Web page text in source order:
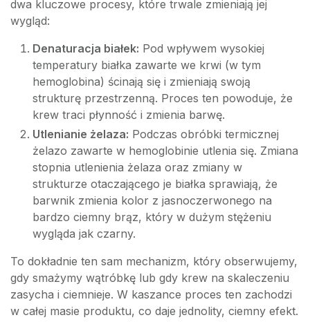
dwa kluczowe procesy, które trwale zmieniają jej
wygląd:
Denaturacja białek: Pod wpływem wysokiej
temperatury białka zawarte we krwi (w tym
hemoglobina) ścinają się i zmieniają swoją
strukturę przestrzenną. Proces ten powoduje, że
krew traci płynność i zmienia barwę.
Utlenianie żelaza: Podczas obróbki termicznej
żelazo zawarte w hemoglobinie utlenia się. Zmiana
stopnia utlenienia żelaza oraz zmiany w
strukturze otaczającego je białka sprawiają, że
barwnik zmienia kolor z jasnoczerwonego na
bardzo ciemny brąz, który w dużym stężeniu
wygląda jak czarny.
To dokładnie ten sam mechanizm, który obserwujemy,
gdy smażymy wątróbkę lub gdy krew na skaleczeniu
zasycha i ciemnieje. W kaszance proces ten zachodzi
w całej masie produktu, co daje jednolity, ciemny efekt.